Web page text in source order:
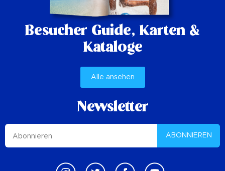
Besucher Guide, Karten &
Kataloge
Alle ansehen
Newsletter
ABONNIEREN